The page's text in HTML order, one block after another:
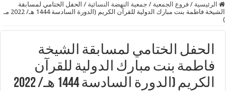
الرئيسية / فروع الجمعية / جمعية النهضة النسائية / الحفل الختامي لمسابقة
الشيخة فاطمة بنت مبارك الدولية للقرآن الكريم (الدورة السادسة 1444 هـ/ 2022 مـ
)
الحفل الختامي لمسابقة الشيخة
فاطمة بنت مبارك الدولية للقرآن
الكريم (الدورة السادسة 1444 هـ/ 2022